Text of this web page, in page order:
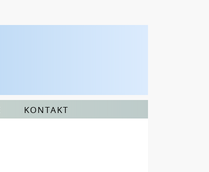
KONTAKT